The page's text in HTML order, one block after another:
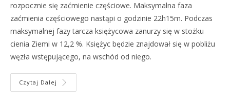
rozpocznie się zaćmienie częściowe. Maksymalna faza
zaćmienia częściowego nastąpi o godzinie 22h15m. Podczas
maksymalnej fazy tarcza księżycowa zanurzy się w stożku
cienia Ziemi w 12,2 %. Księżyc będzie znajdował się w pobliżu
węzła wstępującego, na wschód od niego.
Czytaj Dalej